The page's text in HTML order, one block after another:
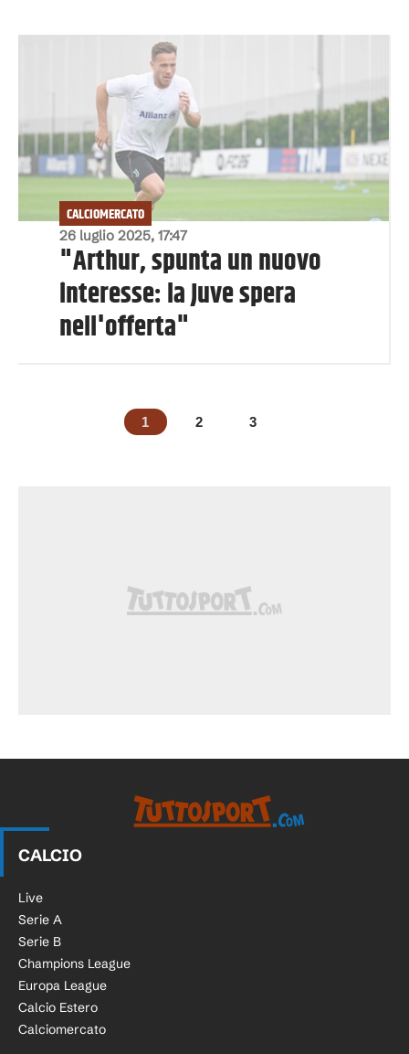
26 luglio 2025, 17:47
CALCIOMERCATO
"Arthur, spunta un nuovo
interesse: la Juve spera
nell'offerta"
1 2 3
CALCIO
Live
Serie A
Serie B
Champions League
Europa League
Calcio Estero
Calciomercato